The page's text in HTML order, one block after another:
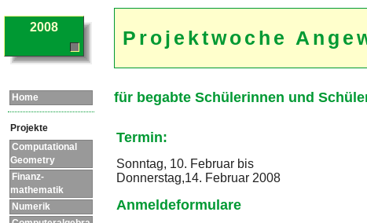
Projektwoche
2008
Home
Projekte
Computational
Geometry
Finanz-
mathematik
Numerik
für begabte Schülerinnen und
Termin:
Sonntag, 10. Februar bis
Donnerstag,14. Februar 2008
Anmeldeformulare